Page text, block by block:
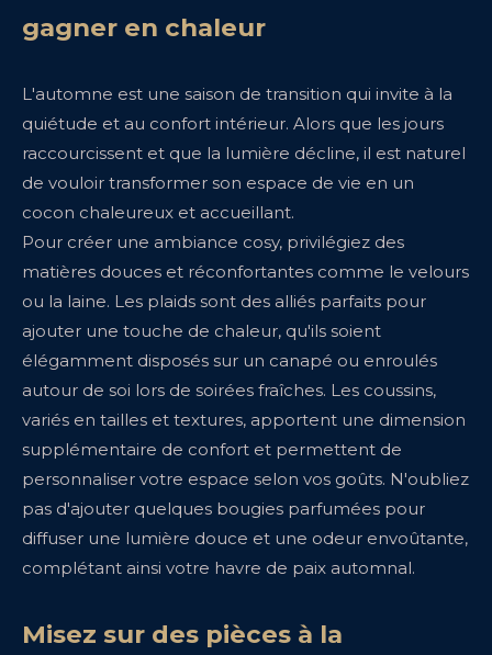
gagner en chaleur
L'automne est une saison de transition qui invite à la
quiétude et au confort intérieur. Alors que les jours
raccourcissent et que la lumière décline, il est naturel
de vouloir transformer son espace de vie en un
cocon chaleureux et accueillant.
Pour créer une ambiance cosy, privilégiez des
matières douces et réconfortantes comme le velours
ou la laine. Les plaids sont des alliés parfaits pour
ajouter une touche de chaleur, qu'ils soient
élégamment disposés sur un canapé ou enroulés
autour de soi lors de soirées fraîches. Les coussins,
variés en tailles et textures, apportent une dimension
supplémentaire de confort et permettent de
personnaliser votre espace selon vos goûts. N'oubliez
pas d'ajouter quelques bougies parfumées pour
diffuser une lumière douce et une odeur envoûtante,
complétant ainsi votre havre de paix automnal.
Misez sur des pièces à la